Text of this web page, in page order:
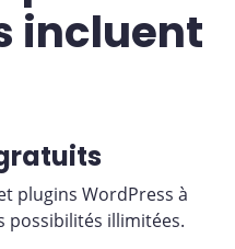
incluent
plugins WordPress à
possibilités illimitées.